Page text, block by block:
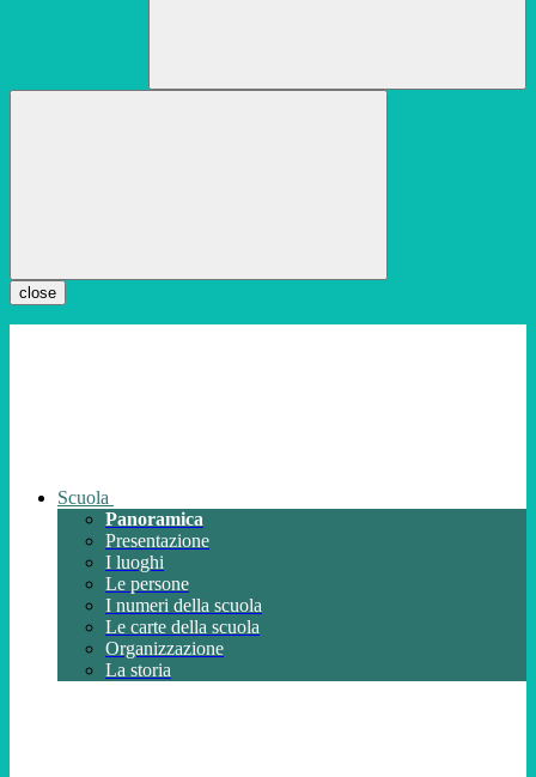
close
Scuola
Panoramica
Presentazione
I luoghi
Le persone
I numeri della scuola
Le carte della scuola
Organizzazione
La storia